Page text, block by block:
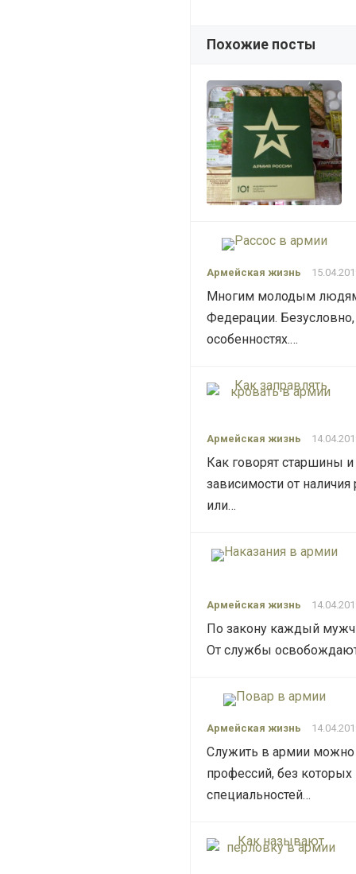
Похожие посты
Армейская жизнь
Многим молодым людям
Федерации.
особенностях.…
Армейская жизнь
Как говорят старшины
зависимости от
или…
Армейская жизнь
По закону каждый
От службы
Армейская жизнь
Служить в армии можно
профессий, без
специальностей…